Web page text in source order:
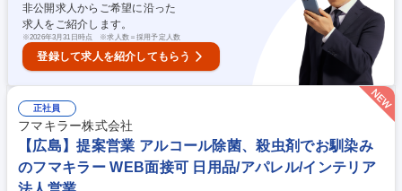
非公開求人からご希望に沿った
求人をご紹介します。
※2026年3月31日時点 ※求人数＝採用予定人数
登録して求人を紹介してもらう
正社員
フマキラー株式会社
【広島】提案営業 アルコール除菌、殺虫剤でお馴染み
のフマキラー WEB面接可 日用品/アパレル/インテリア